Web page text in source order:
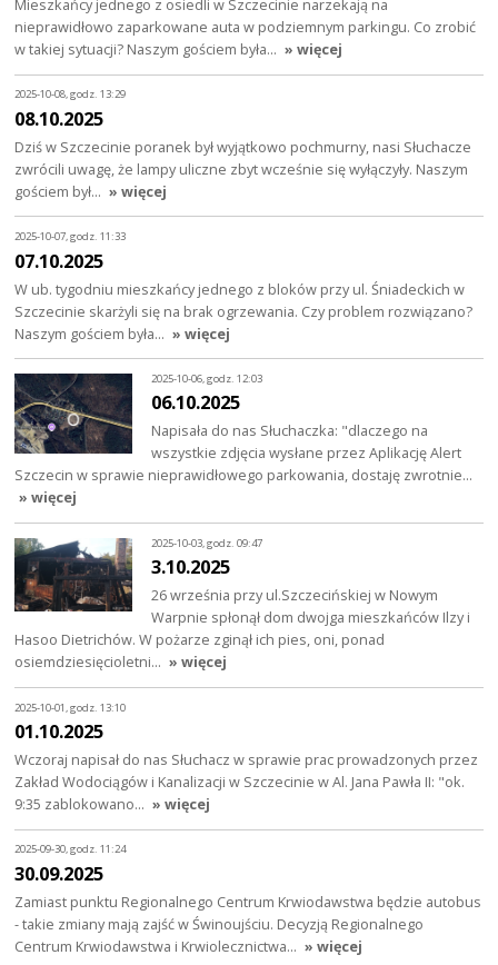
Mieszkańcy jednego z osiedli w Szczecinie narzekają na
nieprawidłowo zaparkowane auta w podziemnym parkingu. Co zrobić
w takiej sytuacji? Naszym gościem była… » więcej
2025-10-08, godz. 13:29
08.10.2025
Dziś w Szczecinie poranek był wyjątkowo pochmurny, nasi Słuchacze
zwrócili uwagę, że lampy uliczne zbyt wcześnie się wyłączyły. Naszym
gościem był… » więcej
2025-10-07, godz. 11:33
07.10.2025
W ub. tygodniu mieszkańcy jednego z bloków przy ul. Śniadeckich w
Szczecinie skarżyli się na brak ogrzewania. Czy problem rozwiązano?
Naszym gościem była… » więcej
2025-10-06, godz. 12:03
06.10.2025
Napisała do nas Słuchaczka: "dlaczego na
wszystkie zdjęcia wysłane przez Aplikację Alert
Szczecin w sprawie nieprawidłowego parkowania, dostaję zwrotnie…
» więcej
2025-10-03, godz. 09:47
3.10.2025
26 września przy ul.Szczecińskiej w Nowym
Warpnie spłonął dom dwojga mieszkańców Ilzy i
Hasoo Dietrichów. W pożarze zginął ich pies, oni, ponad
osiemdziesięcioletni… » więcej
2025-10-01, godz. 13:10
01.10.2025
Wczoraj napisał do nas Słuchacz w sprawie prac prowadzonych przez
Zakład Wodociągów i Kanalizacji w Szczecinie w Al. Jana Pawła II: "ok.
9:35 zablokowano… » więcej
2025-09-30, godz. 11:24
30.09.2025
Zamiast punktu Regionalnego Centrum Krwiodawstwa będzie autobus
- takie zmiany mają zajść w Świnoujściu. Decyzją Regionalnego
Centrum Krwiodawstwa i Krwiolecznictwa… » więcej